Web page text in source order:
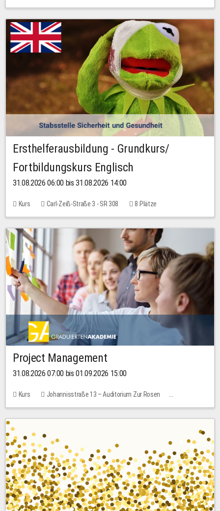
Keine freien Plätze
Ersthelferausbildung - Grundkurs/
Fortbildungskurs Englisch
31.08.2026 06:00 bis 31.08.2026 14:00
Kurs Carl-Zeiß-Straße 3 - SR 308 8 Plätze
Project Management
31.08.2026 07:00 bis 01.09.2026 15:00
Kurs
Johannisstraße 13 – Auditorium Zur Rosen
Keine freien Plätze
30,00 EUR